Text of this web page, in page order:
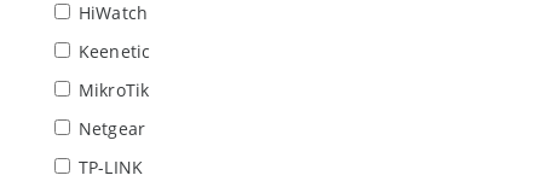
HiWatch
Keenetic
MikroTik
Netgear
TP-LINK